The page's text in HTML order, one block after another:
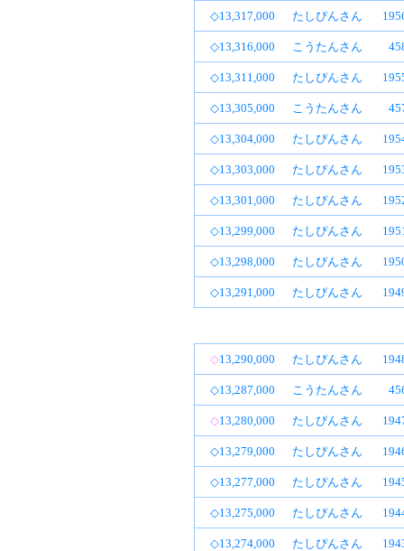
◇13,317,000 たしぴんさん
◇13,316,000 こうたんさん
◇13,311,000 たしぴんさん
◇13,305,000 こうたんさん
◇13,304,000 たしぴんさん
◇13,303,000 たしぴんさん
◇13,301,000 たしぴんさん
◇13,299,000 たしぴんさん
◇13,298,000 たしぴんさん
◇13,291,000 たしぴんさん
◇13,290,000 たしぴんさん
◇13,287,000 こうたんさん
◇13,280,000 たしぴんさん
◇13,279,000 たしぴんさん
◇13,277,000 たしぴんさん
◇13,275,000 たしぴんさん
◇13,274,000 たしぴんさん